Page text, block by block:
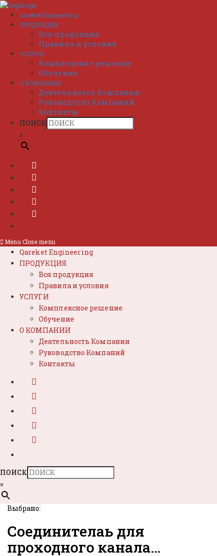
Перейти
содержимому
Qareket Engineering
ПРОДУКЦИЯ
Вся продукция
Правила и условия
УСЛУГИ
Комплексное решение
Обучение
О КОМПАНИИ
Деятельность Компании
Руководство Компаний
Контакты
ПОИСК
×
Menu Close menu
Qareket Engineering
ПРОДУКЦИЯ
Вся продукция
Правила и условия
УСЛУГИ
Комплексное решение
Обучение
О КОМПАНИИ
Деятельность Компании
Руководство Компаний
Контакты
ПОИСК
×
Выбрано:
Соединителaь для
проходного канала…